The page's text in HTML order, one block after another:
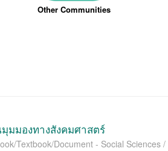
Other Communities
มมองทางสังคมศาสตร์
Textbook/Document - Social